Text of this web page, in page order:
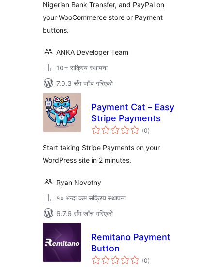
Nigerian Bank Transfer, and PayPal on
your WooCommerce store or Payment
buttons.
ANKA Developer Team
10+ सक्रिय स्थापना
7.0.3 सँग जाँच गरिएको
Payment Cat – Easy
Stripe Payments
(0कुल
रेटिङ्गहरू
)
Start taking Stripe Payments on your
WordPress site in 2 minutes.
Ryan Novotny
१० भन्दा कम सक्रिय स्थापना
6.7.6 सँग जाँच गरिएको
Remitano Payment
Button
(0कुल
रेटिङ्गहरू
)